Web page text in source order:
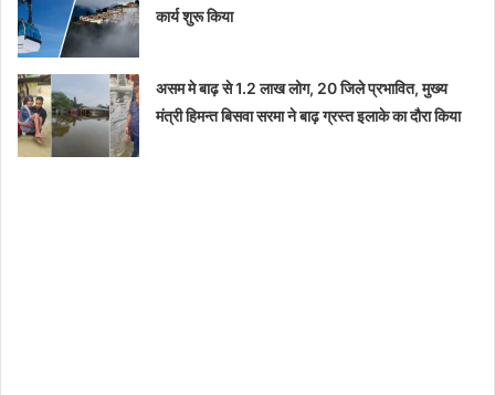
कार्य शुरू किया
असम मे बाढ़ से 1.2 लाख लोग, 20 जिले प्रभावित, मुख्य
मंत्री हिमन्त बिसवा सरमा ने बाढ़ ग्रस्त इलाके का दौरा किया